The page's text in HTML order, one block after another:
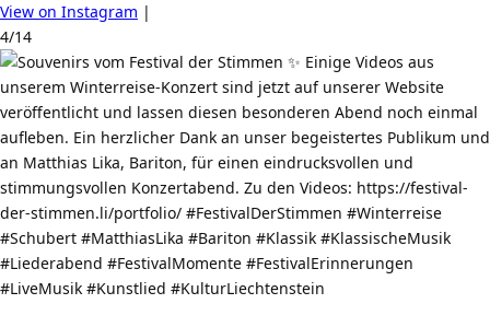
View on Instagram |
4/14